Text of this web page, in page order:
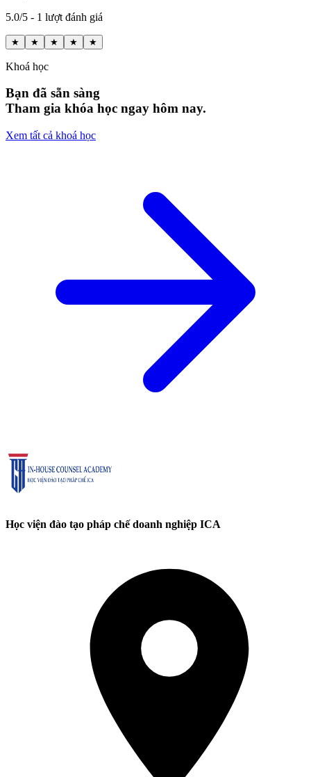
5.0/5 - 1 lượt đánh giá
★ ★ ★ ★ ★
Khoá học
Bạn đã sẵn sàng
Tham gia khóa học ngay hôm nay.
Xem tất cả khoá học
Học viện đào tạo pháp chế doanh nghiệp ICA